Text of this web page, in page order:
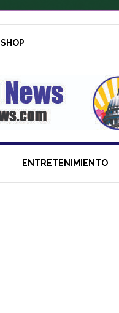
SHOP
ENTRETENIMIENTO